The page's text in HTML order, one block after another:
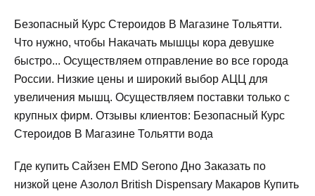
Безопасный Курс Стероидов В Магазине Тольятти.
Что нужно, чтобы Накачать мышцы кора девушке
быстро... Осуществляем отправление во все города
России. Низкие цены и широкий выбор АЦЦ для
увеличения мышц. Осуществляем поставки только с
крупных фирм. Отзывы клиентов: Безопасный Курс
Стероидов В Магазине Тольятти вода
Где купить Сайзен EMD Serono Дно Заказать по
низкой цене Азолол British Dispensary Макаров Купить